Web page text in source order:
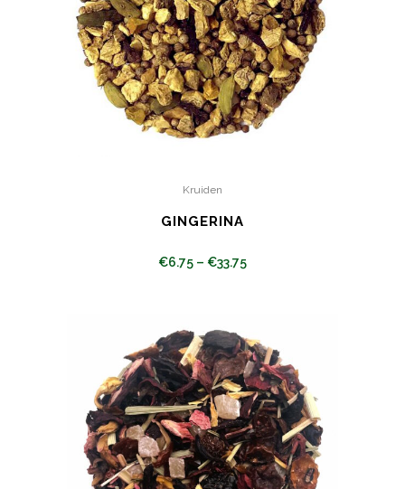
Kruiden
GINGERINA
€6.75 – €33.75